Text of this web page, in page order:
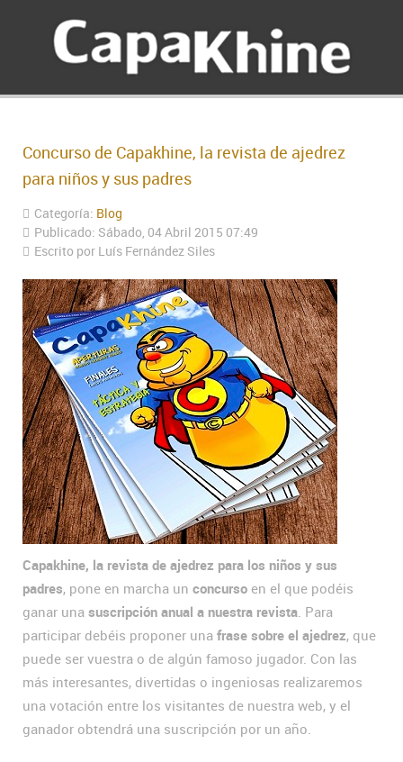
Concurso de Capakhine, la revista de ajedrez
para niños y sus padres
Categoría: Blog
Publicado: Sábado, 04 Abril 2015 07:49
Escrito por Luís Fernández Siles
Capakhine, la revista de ajedrez para los niños y sus
padres, pone en marcha un concurso en el que podéis
ganar una suscripción anual a nuestra revista . Para
participar debéis proponer una frase sobre el ajedrez, que
puede ser vuestra o de algún famoso jugador. Con las
más interesantes, divertidas o ingeniosas realizaremos
una votación entre los visitantes de nuestra web, y el
ganador obtendrá una suscripción por un año.